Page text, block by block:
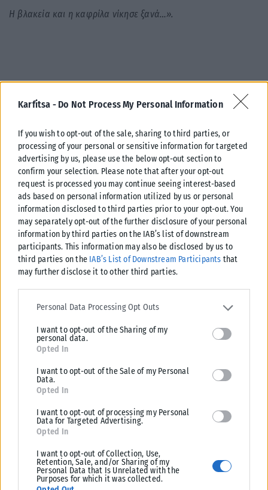
Karfitsa - Do Not Process My Personal Information
If you wish to opt-out of the sale, sharing to third parties, or
processing of your personal or sensitive information for targeted
advertising by us, please use the below opt-out section to
confirm your selection. Please note that after your opt-out
request is processed you may continue seeing interest-based
ads based on personal information utilized by us or personal
information disclosed to third parties prior to your opt-out. You
may separately opt-out of the further disclosure of your personal
information by third parties on the IAB’s list of downstream
participants. This information may also be disclosed by us to
third parties on the IAB’s List of Downstream Participants that
may further disclose it to other third parties.
Please note that this website/app uses one or more Google
services and may gather and store information including but not
deny consent to Google and its third-party tags to use your data
for below specified purposes in below Google consent section.
Personal Data Processing Opt Outs
I want to opt-out of the Sharing of my
personal data.
Opted In
I want to opt-out of the Sale of my Personal
Data.
Opted In
I want to opt-out of processing my Personal
Data for Targeted Advertising.
Opted In
I want to opt-out of Collection, Use,
Retention, Sale, and/or Sharing of my
Personal Data that Is Unrelated with the
Purposes for which it was collected.
Η βλακεία και η καφρίλα νίκησε ξανά…».